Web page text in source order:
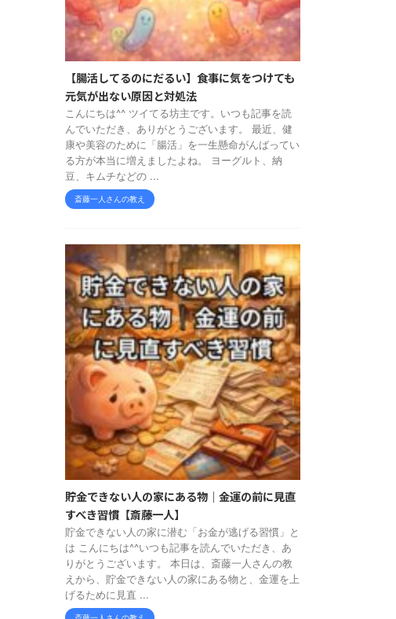
【腸活してるのにだるい】食事に気をつけても
元気が出ない原因と対処法
こんにちは^^ ツイてる坊主です。いつも記事を読
んでいただき、ありがとうございます。 最近、健
康や美容のために「腸活」を一生懸命がんばってい
る方が本当に増えましたよね。 ヨーグルト、納
豆、キムチなどの ...
斎藤一人さんの教え
貯金できない人の家にある物｜金運の前に見直
すべき習慣【斎藤一人】
貯金できない人の家に潜む「お金が逃げる習慣」と
は こんにちは^^いつも記事を読んでいただき、あ
りがとうございます。 本日は、斎藤一人さんの教
えから、貯金できない人の家にある物と、金運を上
げるために見直 ...